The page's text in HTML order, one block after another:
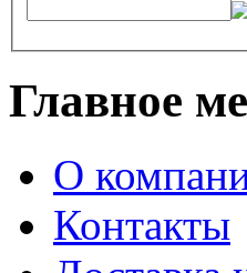
Главное
О
Контакты